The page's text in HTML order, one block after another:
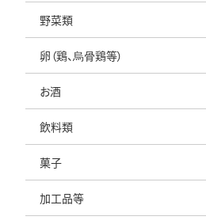
野菜類
卵（鶏、烏骨鶏等）
お酒
飲料類
菓子
加工品等